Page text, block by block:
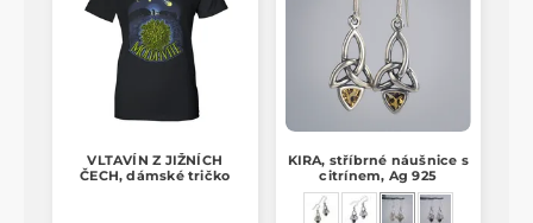
VLTAVÍN Z JIŽNÍCH
ČECH, dámské tričko
KIRA, stříbrné náušnice s
citrínem, Ag 925